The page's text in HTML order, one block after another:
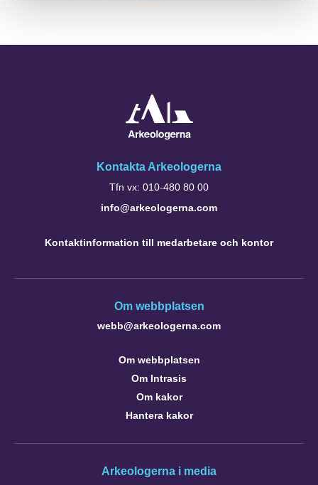
Kontakta Arkeologerna
Tfn vx: 010-480 80 00
info@arkeologerna.com
Kontaktinformation till medarbetare och kontor
Om webbplatsen
webb@arkeologerna.com
Om webbplatsen
Om Intrasis
Om kakor
Hantera kakor
Arkeologerna i media